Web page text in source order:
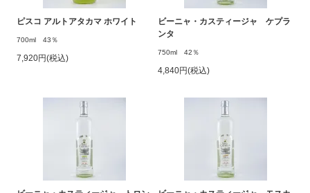
ピスコ アルトアタカマ ホワイト
700ml 43％
7,920円(税込)
ビーニャ・カスティージャ ケプラ
ンタ
750ml 42％
4,840円(税込)